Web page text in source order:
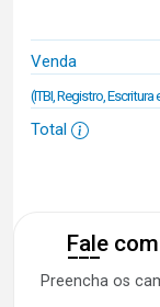
Venda
(ITBI, Registro,
Total
Fale
Preencha os